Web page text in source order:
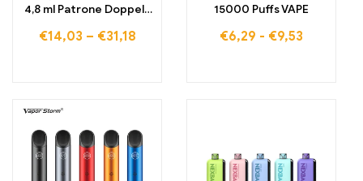
4,8 ml Patrone Doppels
offenes System Vape
€14,03 – €31,18
15000 Puffs VAPE
€6,29 - €9,53